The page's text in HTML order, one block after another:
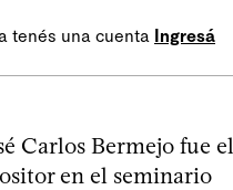
tenés una cuenta Ingresá
Carlos Bermejo fue el
en el seminario